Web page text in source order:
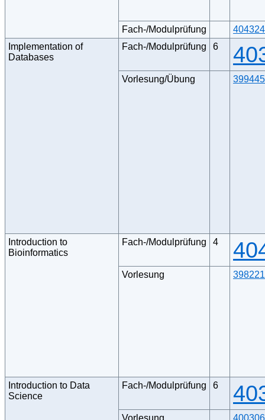
Fach-/Modulprüfung
404324
Implementation of
Databases
Fach-/Modulprüfung 6
Vorlesung/Übung 399445
Introduction to
Bioinformatics
Fach-/Modulprüfung 4
Vorlesung 398221
Introduction to Data
Science
Fach-/Modulprüfung 6
Vorlesung 400306